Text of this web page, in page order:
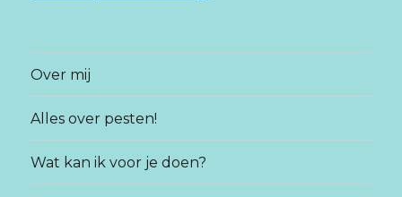
Over mij
Alles over pesten!
Wat kan ik voor je doen?